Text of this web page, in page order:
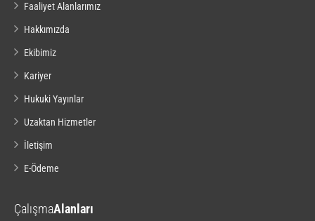
Faaliyet Alanlarımız
Hakkımızda
Ekibimiz
Kariyer
Hukuki Yayınlar
Uzaktan Hizmetler
İletişim
E-Ödeme
ÇalışmaAlanları